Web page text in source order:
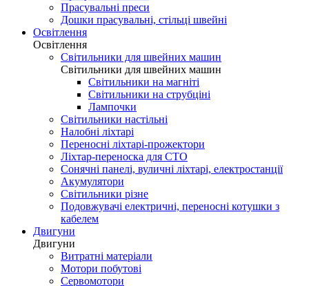
Прасувальні преси
Дошки прасувальні, стільці швейні
Освітлення
Освітлення
Світильники для швейних машин
Світильники для швейних машин
Світильники на магніті
Світильники на струбціні
Лампочки
Світильники настільні
Налобні ліхтарі
Переносні ліхтарі-прожектори
Ліхтар-переноска для СТО
Сонячні панелі, вуличні ліхтарі, електростанції
Акумулятори
Світильники різне
Подовжувачі електричні, переносні котушки з
кабелем
Двигуни
Двигуни
Витратні матеріали
Мотори побутові
Сервомотори